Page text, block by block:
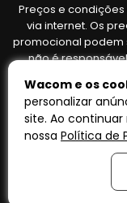
Preços e
via internet. Os
promocional podem
não é
variar de acordo
válidas até o
Wacom e os
personalizar
site. Ao
nossa Política de